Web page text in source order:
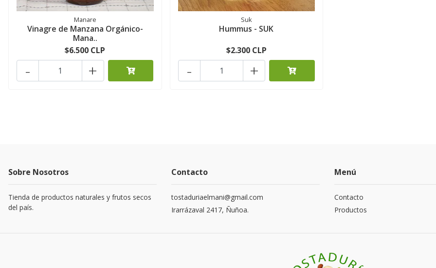
Manare
Vinagre de Manzana Orgánico-
Mana..
$6.500 CLP
+
-
Suk
Hummus - SUK
$2.300 CLP
+
-
Sobre Nosotros
Tienda de productos naturales y frutos secos
del país.
Contacto
tostaduriaelmani@gmail.com
Irarrázaval 2417, Ñuñoa.
Menú
Contacto
Productos